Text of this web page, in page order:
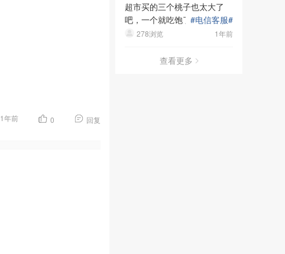
1年前 0 回复
超市买的三个桃子也太大了
吧，一个就吃饱了，哈哈
#电信客服#
1年前
278浏览
查看更多